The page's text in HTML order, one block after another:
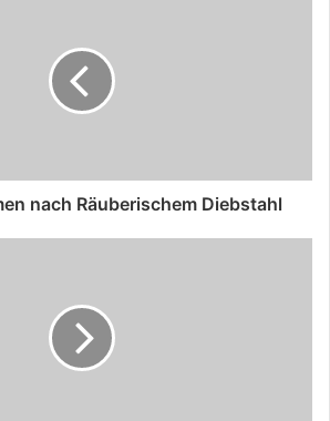
nach Räuberischem Diebstahl